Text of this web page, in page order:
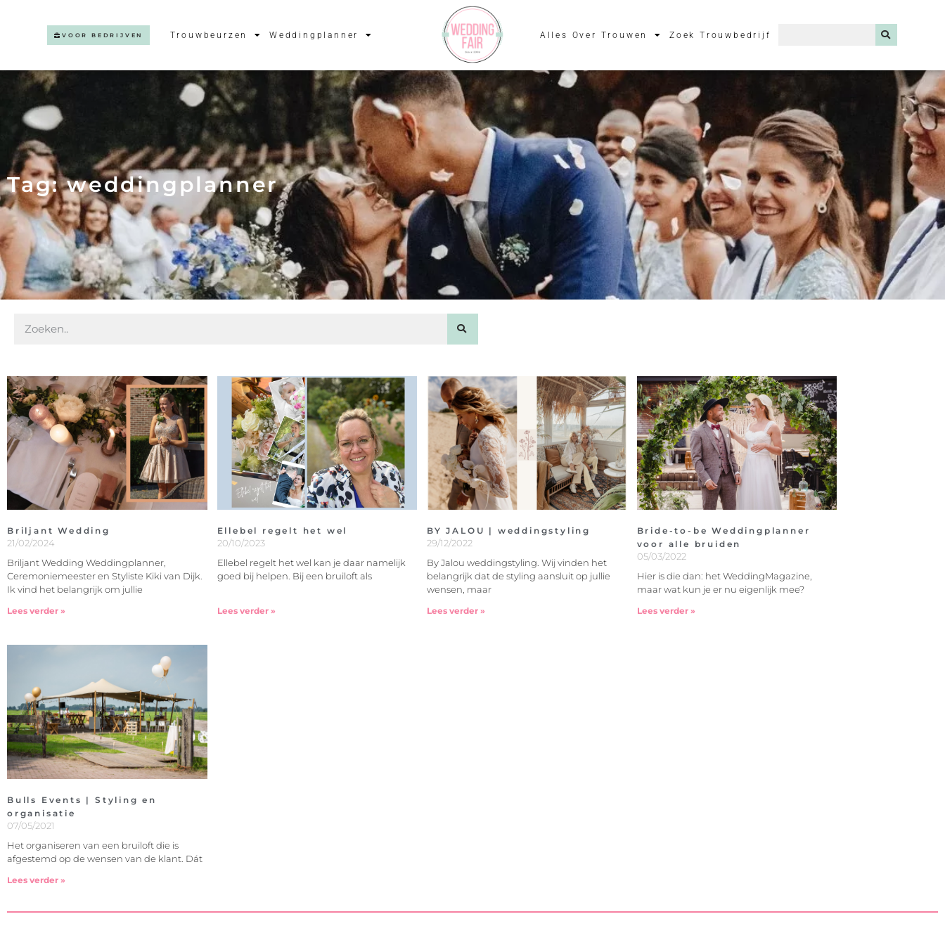
VOOR BEDRIJVEN Trouwbeurzen Weddingplanner Alles Over Trouwen Zoek Trouwbedrijf
Tag: weddingplanner
Briljant Wedding
21/02/2024
Briljant Wedding Weddingplanner,
Ceremoniemeester en Styliste Kiki van Dijk.
Ik vind het belangrijk om jullie
Lees verder »
Ellebel regelt het wel
20/10/2023
Ellebel regelt het wel kan je daar namelijk
goed bij helpen. Bij een bruiloft als
Lees verder »
BY JALOU | weddingstyling
29/12/2022
By Jalou weddingstyling. Wij vinden het
belangrijk dat de styling aansluit op jullie
wensen, maar
Lees verder »
Bride-to-be Weddingplanner
voor alle bruiden
05/03/2022
Hier is die dan: het WeddingMagazine,
maar wat kun je er nu eigenlijk mee?
Lees verder »
Bulls Events | Styling en
organisatie
07/05/2021
Het organiseren van een bruiloft die is
afgestemd op de wensen van de klant. Dát
Lees verder »